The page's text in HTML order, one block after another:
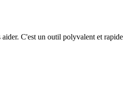
C'est un outil polyvalent et